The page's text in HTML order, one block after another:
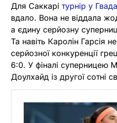
Для Саккарі турнір у
вдало. Вона не віддала
а єдину серйозну
Та навіть Каролін Гарсія
серйозної конкуренції
6:0. У фіналі суперницею
Доулхайд із другої сотні